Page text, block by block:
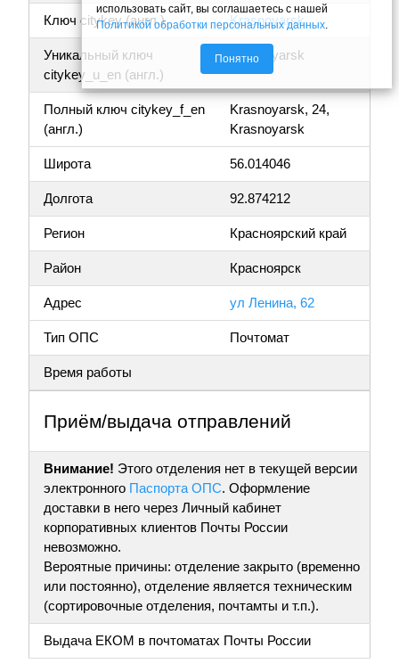
Ключ citykey (англ.) Krasnoyarsk
Уникальный ключ
citykey_u_en (англ.)
Krasnoyarsk
Полный ключ citykey_f_en
(англ.)
Krasnoyarsk, 24,
Krasnoyarsk
Широта 56.014046
Долгота 92.874212
Регион Красноярский край
Район Красноярск
Адрес ул Ленина, 62
Тип ОПС Почтомат
Время работы
Приём/выдача отправлений
Внимание! Этого отделения нет в текущей версии
электронного Паспорта ОПС. Оформление
доставки в него через Личный кабинет
корпоративных клиентов Почты России
невозможно.
Вероятные причины: отделение закрыто (временно
или постоянно), отделение является техническим
(сортировочные отделения, почтамты и т.п.).
Выдача ЕКОМ в почтоматах Почты России
использовать сайт, вы соглашаетесь с нашей
Политикой обработки персональных данных.
Понятно